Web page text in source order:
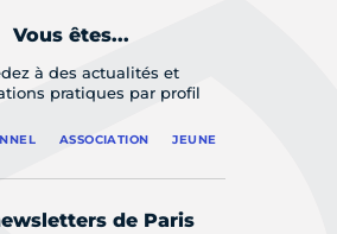
Vous êtes...
à des actualités et
pratiques par profil
ASSOCIATION JEUNE
de Paris